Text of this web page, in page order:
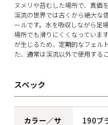
ヌメリや苔むした場所で、真価
渓流の世界では古くから絶大な
ールです。水を吸収しながら足
場所でも滑りにくくなっていま
が生じるため、定期的なフェル
た、通常は渓流以外で使用する
スペック
カラー／サ 190ブ